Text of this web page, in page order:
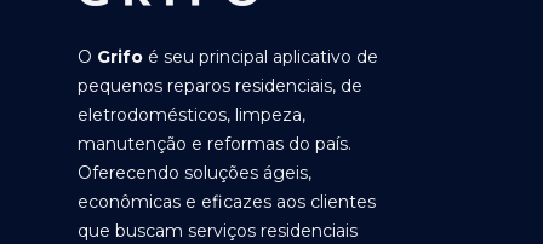
O Grifo é seu principal aplicativo de
pequenos reparos residenciais, de
eletrodomésticos, limpeza,
manutenção e reformas do país.
Oferecendo soluções ágeis,
econômicas e eficazes aos clientes
que buscam serviços residenciais